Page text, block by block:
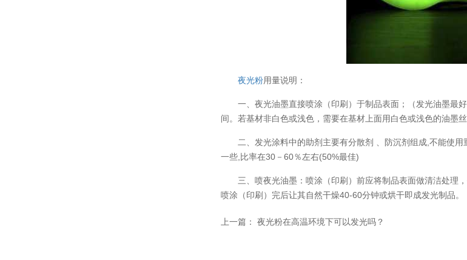
夜光粉用量说明：
一、夜光油墨直接喷涂（印刷）于制品表面；（发光油墨最
间。若基材非白色或浅色，需要在基材上面用白色或浅色的油墨
二、发光涂料中的助剂主要有分散剂 、防沉剂组成,不能使
一些,比率在30－60％左右(50%最佳)
三、喷夜光油墨：喷涂（印刷）前应将制品表面做清洁处理
喷涂（印刷）完后让其自然干燥40-60分钟或烘干即成发光制品。
上一篇：夜光粉在高温环境下可以发光吗？
2026-08-04
2026-07-28
2026-07-20
2026-07-10
2026-07-09
印花温变粉最适合用在什么行业上呢...
油性反光粉怎么印花效果最好？
反光粉是永久有效的吗？能用多久？
外墙涂料中怎么添加反光粉使用？